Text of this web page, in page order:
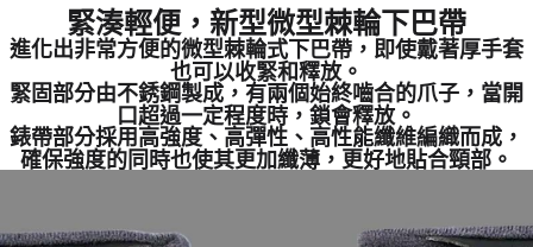
緊湊輕便，新型微型棘輪下巴帶
進化出非常方便的微型棘輪式下巴帶，即使戴著厚手套
也可以收緊和釋放。
緊固部分由不銹鋼製成，有兩個始終嚙合的爪子，當開
口超過一定程度時，鎖會釋放。
錶帶部分採用高強度、高彈性、高性能纖維編織而成，
確保強度的同時也使其更加纖薄，更好地貼合頸部。